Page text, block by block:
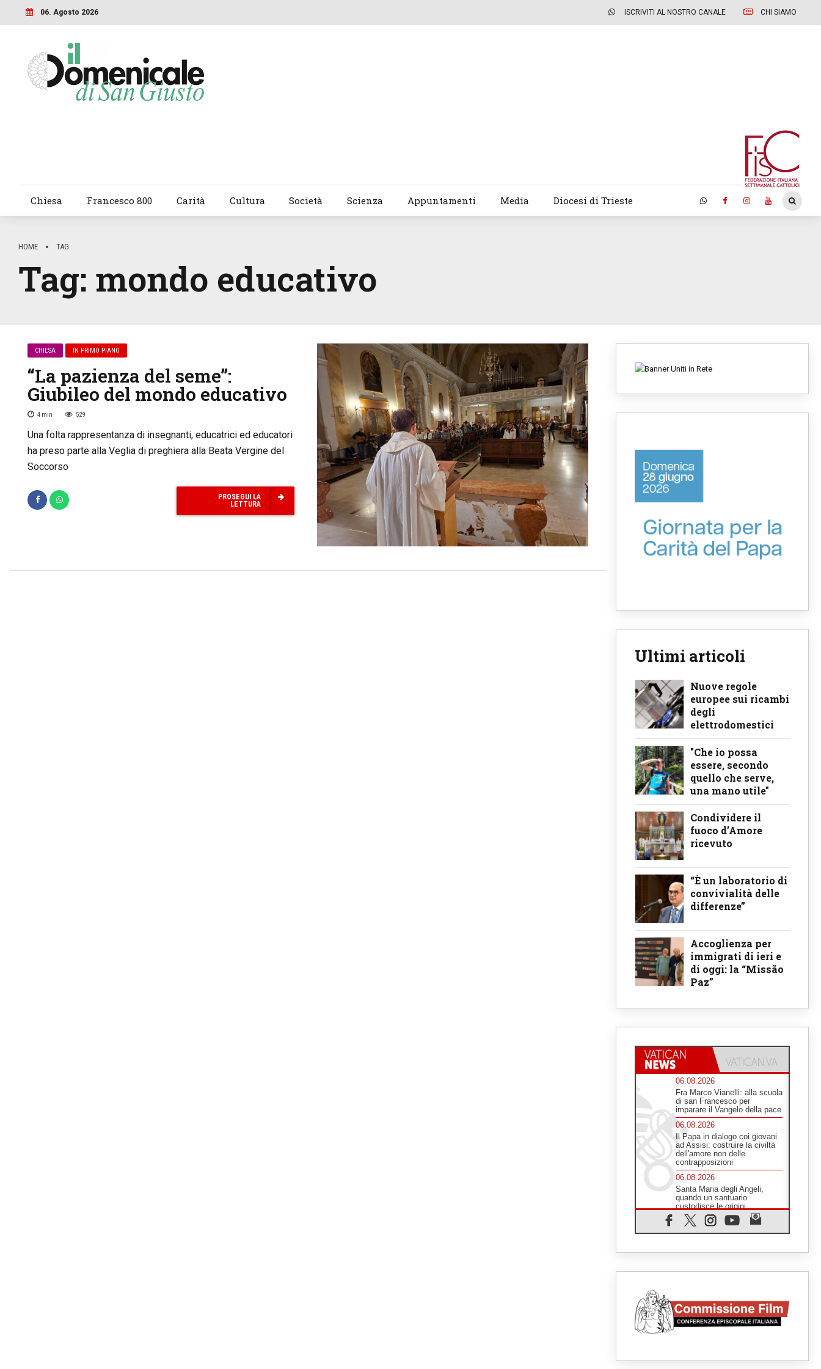
06. Agosto 2026 ISCRIVITI AL NOSTRO CANALE CHI SIAMO
Chiesa Francesco 800 Carità Cultura Società Scienza Appuntamenti Media Diocesi di Trieste
HOME TAG
Tag: mondo educativo
CHIESA IN PRIMO PIANO
“La pazienza del seme”:
Giubileo del mondo educativo
4 min 529
Una folta rappresentanza di insegnanti, educatrici ed educatori
ha preso parte alla Veglia di preghiera alla Beata Vergine del
Soccorso
PROSEGUI LA
LETTURA
Ultimi articoli
Nuove regole
europee sui ricambi
degli
elettrodomestici
"Che io possa
essere, secondo
quello che serve,
una mano utile"
Condividere il
fuoco d’Amore
ricevuto
“È un laboratorio di
convivialità delle
differenze”
Accoglienza per
immigrati di ieri e
di oggi: la “Missão
Paz”
06.08.2026
Fra Marco Vianelli: alla scuola
di san Francesco per
imparare il Vangelo della pace
06.08.2026
Il Papa in dialogo coi giovani
ad Assisi: costruire la civiltà
dell'amore non delle
contrapposizioni
06.08.2026
Santa Maria degli Angeli,
quando un santuario
custodisce le origini
06.08.2026
Libano, riprendono i colloqui di
raid nel sud
05.08.2026
Il cardinale Parolin in
Messico: essere presenti
05.08.2026